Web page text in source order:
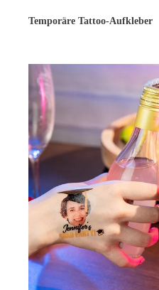
Temporäre Tattoo-Aufkleber